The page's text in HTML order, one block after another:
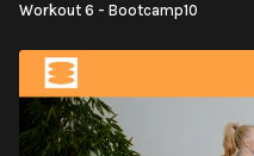
Workout 6 - Bootcamp10